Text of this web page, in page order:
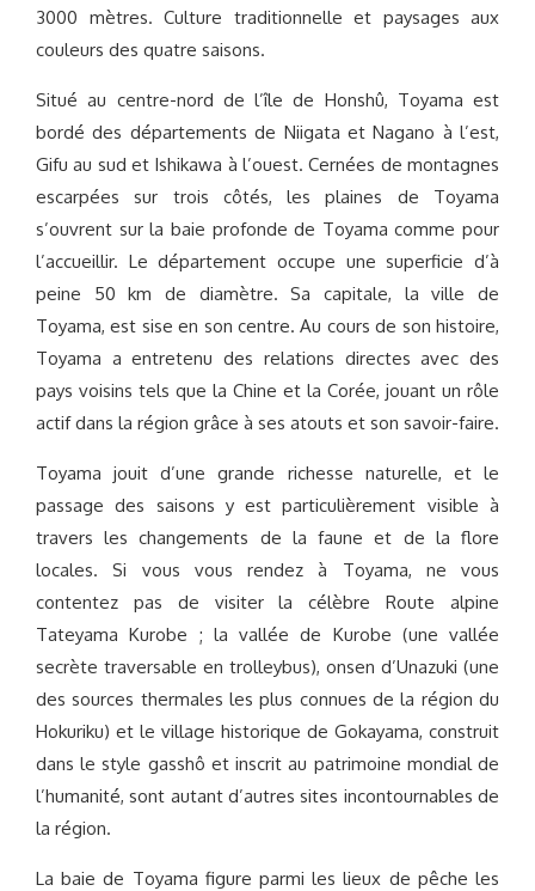
3000 mètres. Culture traditionnelle et paysages aux
couleurs des quatre saisons.
Situé au centre-nord de l’île de Honshû, Toyama est
bordé des départements de Niigata et Nagano à l’est,
Gifu au sud et Ishikawa à l’ouest. Cernées de montagnes
escarpées sur trois côtés, les plaines de Toyama
s’ouvrent sur la baie profonde de Toyama comme pour
l’accueillir. Le département occupe une superficie d’à
peine 50 km de diamètre. Sa capitale, la ville de
Toyama, est sise en son centre. Au cours de son histoire,
Toyama a entretenu des relations directes avec des
pays voisins tels que la Chine et la Corée, jouant un rôle
actif dans la région grâce à ses atouts et son savoir-faire.
Toyama jouit d’une grande richesse naturelle, et le
passage des saisons y est particulièrement visible à
travers les changements de la faune et de la flore
locales. Si vous vous rendez à Toyama, ne vous
contentez pas de visiter la célèbre Route alpine
Tateyama Kurobe ; la vallée de Kurobe (une vallée
secrète traversable en trolleybus), onsen d’Unazuki (une
des sources thermales les plus connues de la région du
Hokuriku) et le village historique de Gokayama, construit
dans le style gasshô et inscrit au patrimoine mondial de
l’humanité, sont autant d’autres sites incontournables de
la région.
La baie de Toyama figure parmi les lieux de pêche les